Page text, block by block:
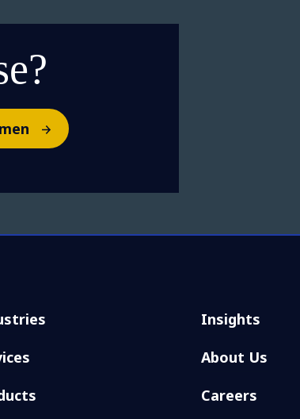
Insights
About Us
Careers